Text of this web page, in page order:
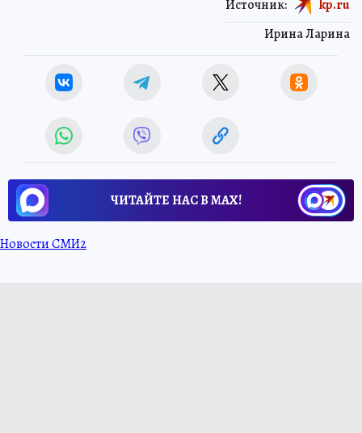
Ирина Ларина
Источник: kp.ru
ЧИТАЙТЕ НАС В МАХ!
Новости СМИ2